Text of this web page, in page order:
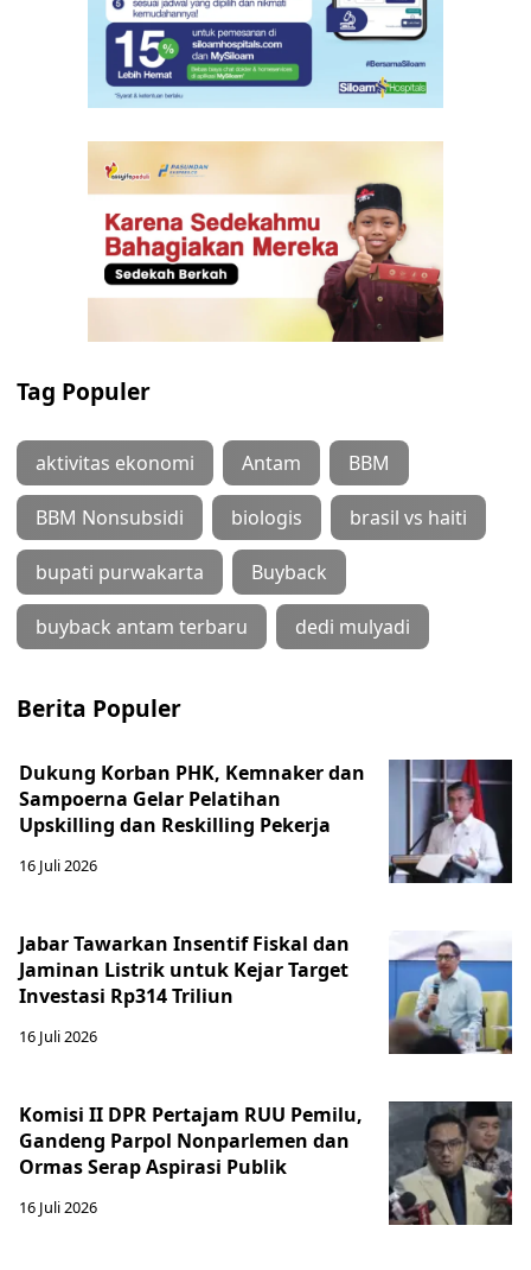
Tag Populer
aktivitas ekonomi Antam BBM
BBM Nonsubsidi biologis brasil vs haiti
bupati purwakarta Buyback
buyback antam terbaru dedi mulyadi
Berita Populer
Dukung Korban PHK, Kemnaker dan
Sampoerna Gelar Pelatihan
Upskilling dan Reskilling Pekerja
16 Juli 2026
Jabar Tawarkan Insentif Fiskal dan
Jaminan Listrik untuk Kejar Target
Investasi Rp314 Triliun
16 Juli 2026
Komisi II DPR Pertajam RUU Pemilu,
Gandeng Parpol Nonparlemen dan
Ormas Serap Aspirasi Publik
16 Juli 2026